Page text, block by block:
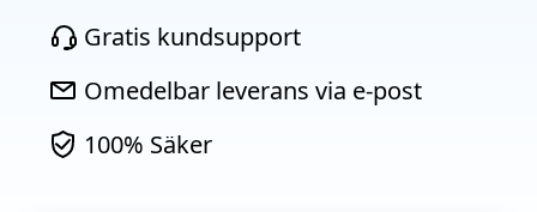
Gratis kundsupport
Omedelbar leverans via e-post
100% Säker